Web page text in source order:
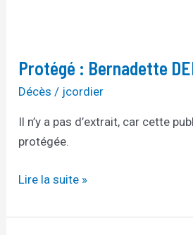
Protégé : Bernadette
Décès / jcordier
Il n’y a pas d’extrait, car cette
protégée.
Protégé :
Bernadette
–
en
Lire la suite »